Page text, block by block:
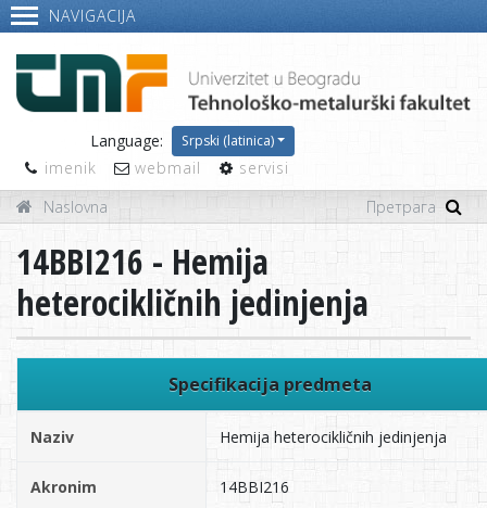
NAVIGACIJA
Language: Srpski (latinica)
imenik webmail
servisi
Naslovna
14BBI216 - Hemija
heterocikličnih jedinjenja
Specifikacija predmeta
Naziv Hemija heterocikličnih jedinjenja
Akronim 14BBI216